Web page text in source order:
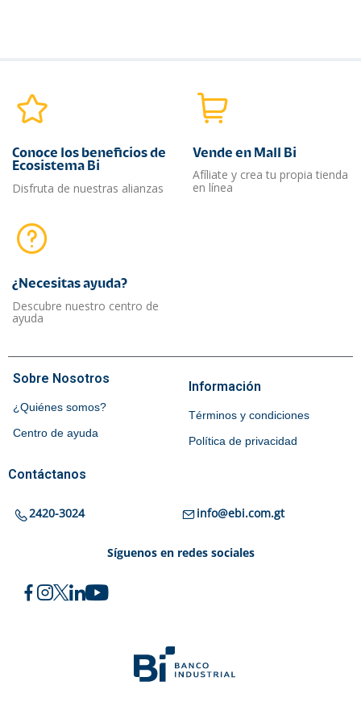
Conoce los beneficios de
Ecosistema Bi
Disfruta de nuestras alianzas
Vende en Mall Bi
Afíliate y crea tu propia tienda
en línea
¿Necesitas ayuda?​
Descubre nuestro centro de
ayuda
Sobre Nosotros
¿Quiénes somos?
Centro de ayuda
Información
Términos y condiciones
Política de privacidad
Contáctanos
2420-3024 info@ebi.com.gt
Síguenos en redes sociales